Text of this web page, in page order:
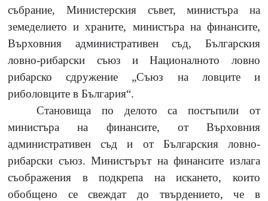
събрание, Министерския съвет, министъра на
земеделието и храните, министъра на финансите,
Върховния административен съд, Българския
ловно-рибарски съюз и Националното ловно
рибарско сдружение „Съюз на ловците и
риболовците в България“.
Становища по делото са постъпили от
министъра на финансите, от Върховния
административен съд и от Българския ловно-
рибарски съюз. Министърът на финансите излага
съображения в подкрепа на искането, които
обобщено се свеждат до твърдението, че в